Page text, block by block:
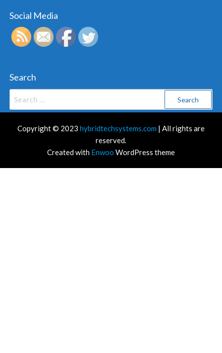
Social Media
Search
Copyright © 2023 hybridtechsystems.com | All rights are
reserved.
Created with Enwoo WordPress theme